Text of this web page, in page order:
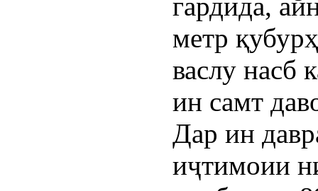
метр
васлу насб
ин самт
Дар ин
иҷтимоии